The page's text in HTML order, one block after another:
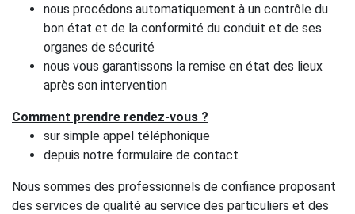
nous procédons automatiquement à un contrôle du
bon état et de la conformité du conduit et de ses
organes de sécurité
nous vous garantissons la remise en état des lieux
après son intervention
Comment prendre rendez-vous ?
sur simple appel téléphonique
depuis notre formulaire de contact
Nous sommes des professionnels de confiance proposant
des services de qualité au service des particuliers et des